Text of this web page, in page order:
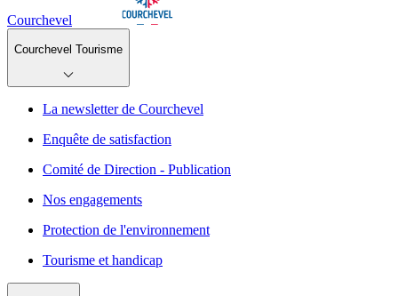
Courchevel
Courchevel Tourisme
La newsletter de Courchevel
Enquête de satisfaction
Comité de Direction - Publication
Nos engagements
Protection de l'environnement
Tourisme et handicap